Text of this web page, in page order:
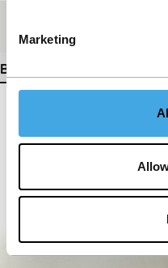
Marketing
Bekijk meer details